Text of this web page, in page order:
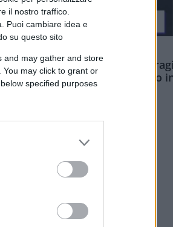
il nostro traffico.
Puoi cambiare idea e
su questo sito
and may gather and store
may click to grant or
specified purposes
Meloni aveva
Ceuta sbarcano